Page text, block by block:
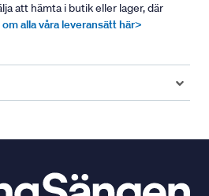
att hämta i butik eller lager, där
alla våra leveransätt här>